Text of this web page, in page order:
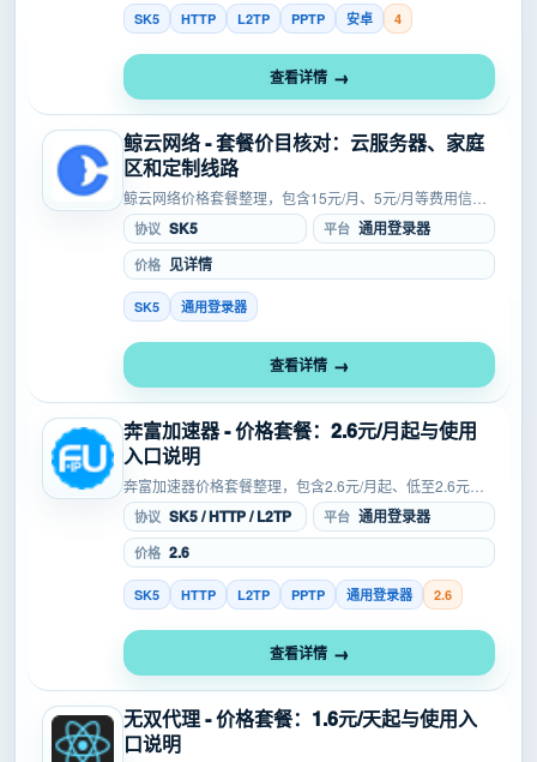
SK5 HTTP L2TP PPTP 安卓 4
查看详情
鲸云网络 - 套餐价目核对：云服务器、家庭
区和定制线路
鲸云网络价格套餐整理，包含15元/月、5元/月等费用信
息，覆盖SOCKS5、HTTP、L2TP等协议，适合防封、养
号、矩阵等场景参考，方便在注册、试用或购买前核...
协议 SK5 平台 通用登录器
价格 见详情
SK5 通用登录器
查看详情
奔富加速器 - 价格套餐：2.6元/月起与使用
入口说明
奔富加速器价格套餐整理，包含2.6元/月起、低至2.6元等
费用信息，覆盖SOCKS5、HTTP、L2TP等协议，适合软
路由等场景参考，方便在注册、试用或购买前核...
协议 SK5 / HTTP / L2TP 平台 通用登录器
价格 2.6
SK5 HTTP L2TP PPTP 通用登录器 2.6
查看详情
无双代理 - 价格套餐：1.6元/天起与使用入
口说明